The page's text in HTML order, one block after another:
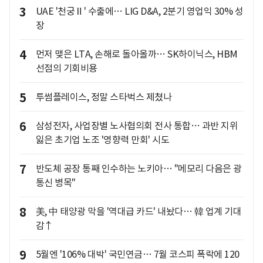
3
UAE '천궁Ⅱ' 수출에… LIG D&A, 2분기 영업익 30% 성
장
4
먼저 맺은 LTA, 손해로 돌아올까… SK하이닉스, HBM
선점의 기회비용
5 투썸플레이스, 정말 스타벅스 제쳤나
6
삼성전자, 사업장별 노사협의회 전사 통합… 과반 지위
잃은 초기업 노조 '영향력 만회' 시도
7
반도체 공장 통째 인수하는 노키아… "메모리 다음은 광
통신 병목"
8
美, 中 태양광 막을 '역대급 카드' 내놨다… 韓 업계 기대
감↑
9
5월엔 '106% 대박' 국민연금… 7월 코스피 폭락에 120